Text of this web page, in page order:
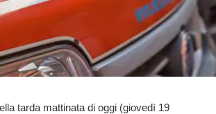
tarda mattinata di oggi (giovedì 19